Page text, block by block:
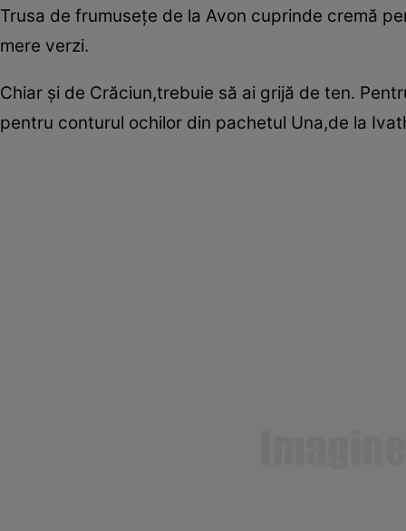
Trusa de frumuseţe de la Avon cuprinde cremă
mere verzi.
Chiar şi de Crăciun,trebuie să ai grijă de ten.
pentru conturul ochilor din pachetul Una,de la